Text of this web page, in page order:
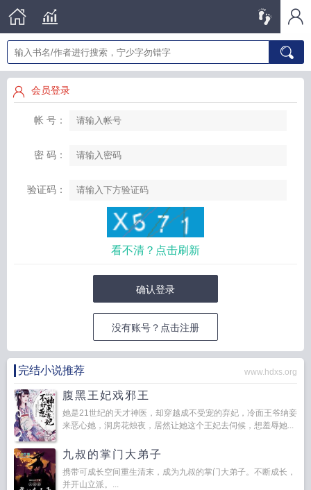
会员登录
帐 号：
密 码：
验证码：
看不清？点击刷新
确认登录
没有账号？点击注册
完结小说推荐 www.hdxs.org
腹黑王妃戏邪王
她是21世纪的天才神医，却穿越成不受宠的弃妃，冷面王爷纳妾
来恶心她，洞房花烛夜，居然让她这个王妃去伺候，想羞辱她...
九叔的掌门大弟子
携带可成长空间重生清末，成为九叔的掌门大弟子。不断成长，
并开山立派。...